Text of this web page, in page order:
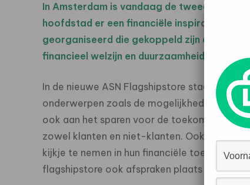
In Amsterdam is vandaag de tweede
hoofdstad er een financiële inspiratie- en
georganiseerd die gekoppeld zijn aan de
financieel welzijn en duurzaamheid.
In de nieuwe ASN Flagshipstore staan de
onderwerpen zoals de mogelijkheden voor
ook aan het sparen voor de toekomst. In de
zowel klanten en niet-klanten. Ook kunnen
kijkje te nemen in hun financiële toekomst
flagshipstore ook afspraken plaats met